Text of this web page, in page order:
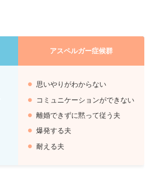
アスペルガー症候群
思いやりがわからない
コミュニケーションができない
離婚できずに黙って従う夫
爆発する夫
耐える夫